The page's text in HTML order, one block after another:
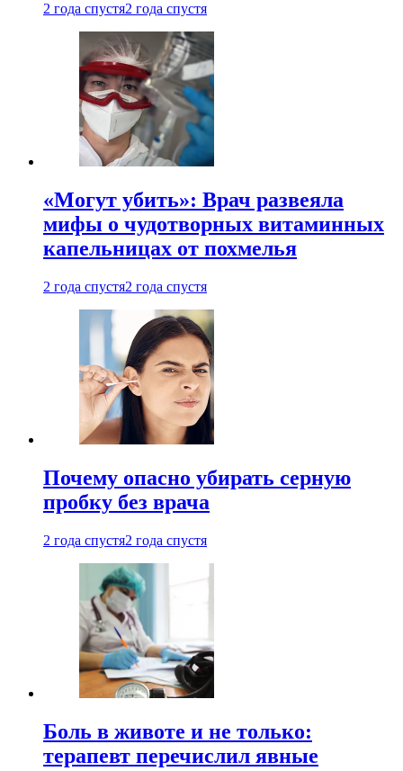
2 года спустя2 года спустя
«Могут убить»: Врач развеяла
мифы о чудотворных витаминных
капельницах от похмелья
2 года спустя2 года спустя
Почему опасно убирать серную
пробку без врача
2 года спустя2 года спустя
Боль в животе и не только:
терапевт перечислил явные